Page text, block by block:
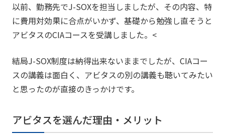
以前、勤務先でJ-SOXを担当しましたが、その内容、特
に費用対効果に合点がいかず、基礎から勉強し直そうと
アビタスのCIAコースを受講しました。 <
結局J-SOX制度は納得出来ないままでしたが、CIAコー
スの講義は面白く、アビタスの別の講義も聴いてみたい
と思ったのが直接のきっかけです。
アビタスを選んだ理由・メリット